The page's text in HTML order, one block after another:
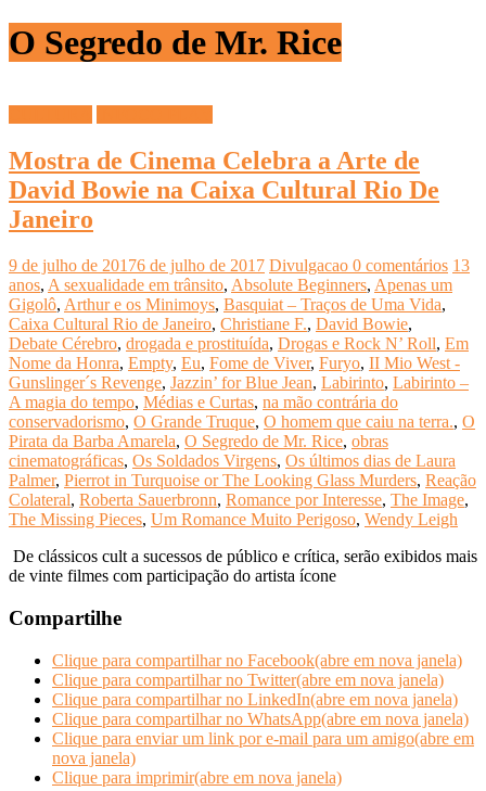
O Segredo de Mr. Rice
Mostra de Cinema Celebra a Arte de
David Bowie na Caixa Cultural Rio De
Janeiro
9 de julho de 20176 de julho de 2017 Divulgacao 0 comentários 13
anos, A sexualidade em trânsito, Absolute Beginners, Apenas um
Gigolô, Arthur e os Minimoys, Basquiat – Traços de Uma Vida,
Caixa Cultural Rio de Janeiro, Christiane F., David Bowie,
Debate Cérebro, drogada e prostituída, Drogas e Rock N’ Roll, Em
Nome da Honra, Empty, Eu, Fome de Viver, Furyo, II Mio West -
Gunslinger´s Revenge, Jazzin’ for Blue Jean, Labirinto, Labirinto –
A magia do tempo, Médias e Curtas, na mão contrária do
conservadorismo, O Grande Truque, O homem que caiu na terra., O
Pirata da Barba Amarela, O Segredo de Mr. Rice, obras
cinematográficas, Os Soldados Virgens, Os últimos dias de Laura
Palmer, Pierrot in Turquoise or The Looking Glass Murders, Reação
Colateral, Roberta Sauerbronn, Romance por Interesse, The Image,
The Missing Pieces, Um Romance Muito Perigoso, Wendy Leigh
De clássicos cult a sucessos de público e crítica, serão exibidos mais
de vinte filmes com participação do artista ícone
Compartilhe
Clique para compartilhar no Facebook(abre em nova janela)
Clique para compartilhar no Twitter(abre em nova janela)
Clique para compartilhar no LinkedIn(abre em nova janela)
Clique para compartilhar no WhatsApp(abre em nova janela)
Clique para enviar um link por e-mail para um amigo(abre em
nova janela)
Clique para imprimir(abre em nova janela)